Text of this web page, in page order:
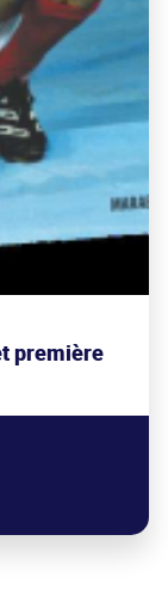
première